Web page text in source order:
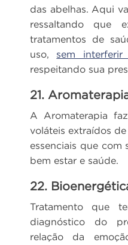
das abelhas. Aqui
ressaltando que
tratamentos de
uso, sem
respeitando sua
21.
A Aromaterapia
voláteis extraídos
essenciais que com
bem estar e saúde.
22.
Tratamento que
diagnóstico do
relação da